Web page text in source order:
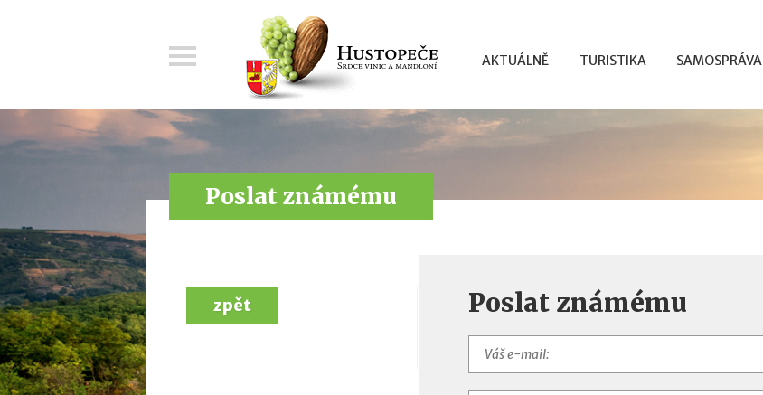
AKTUÁLNĚ TURISTIKA SAMOSPRÁVA
Poslat známému
Poslat známému
zpět